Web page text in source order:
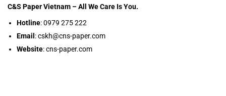
C&S Paper Vietnam – All We Care Is You.
Hotline: 0979 275 222
Email : cskh@cns-paper.com
Website:cns-paper.com